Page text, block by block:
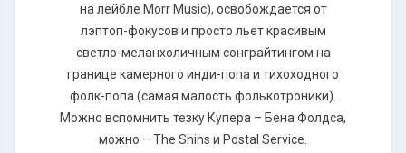
на лейбле Morr Music), освобождается от
лэптоп-фокусов и просто льет красивым
светло-меланхоличным сонграйтингом на
границе камерного инди-попа и тихоходного
фолк-попа (самая малость фолькотроники).
Можно вспомнить тезку Купера – Бена Фолдса,
можно – The Shins и Postal Service.